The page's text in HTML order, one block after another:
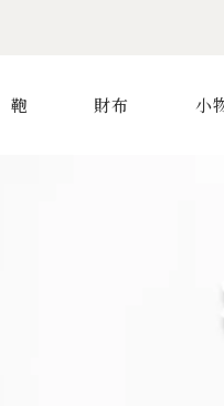
鞄 財布 小